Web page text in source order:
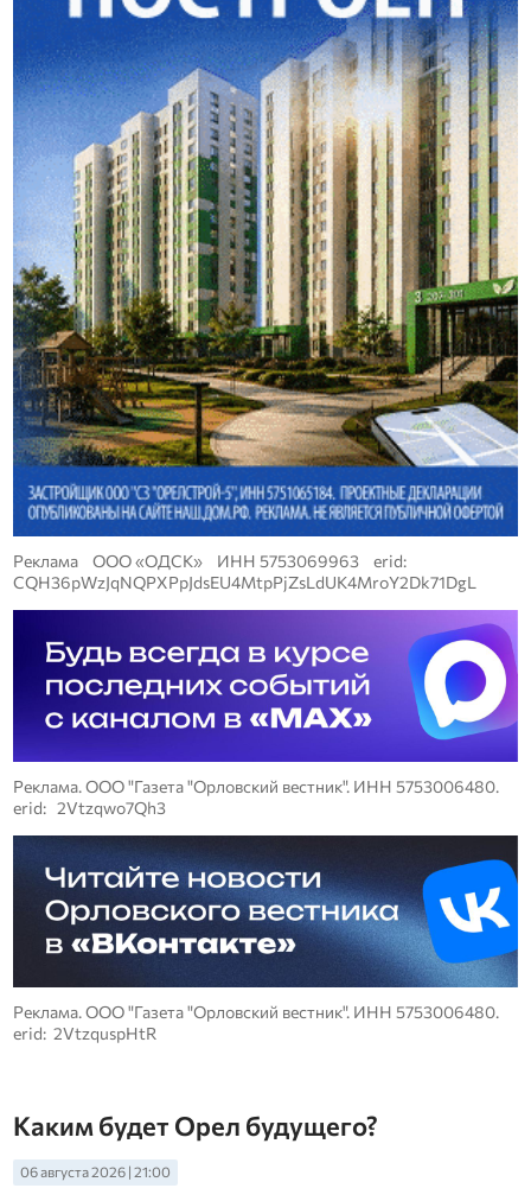
Реклама ООО «ОДСК» ИНН 5753069963 erid:
CQH36pWzJqNQPXPpJdsEU4MtpPjZsLdUK4MroY2Dk71DgL
Реклама. ООО "Газета "Орловский вестник". ИНН 5753006480.
erid: 2Vtzqwo7Qh3
Реклама. ООО "Газета "Орловский вестник". ИНН 5753006480.
erid: 2VtzquspHtR
Каким будет Орел будущего?
06 августа 2026 | 21:00